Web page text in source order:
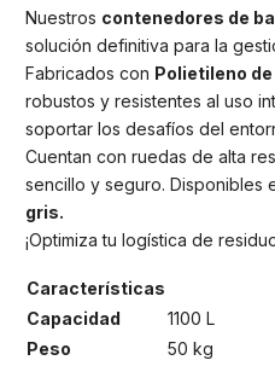
Nuestros contenedores de
solución definitiva para la
Fabricados con Polietileno
robustos y resistentes al uso
soportar los desafíos del
Cuentan con ruedas de alta
sencillo y seguro. Disponibles
gris.
¡Optimiza tu logística de
Características
Capacidad
1100 L
Peso
50 kg